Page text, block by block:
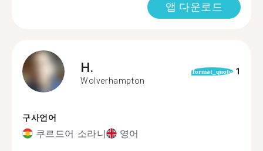
앱 다운로드
H.
Wolverhampton
format_quote 1
구사언어
쿠르드어 소라니 영어